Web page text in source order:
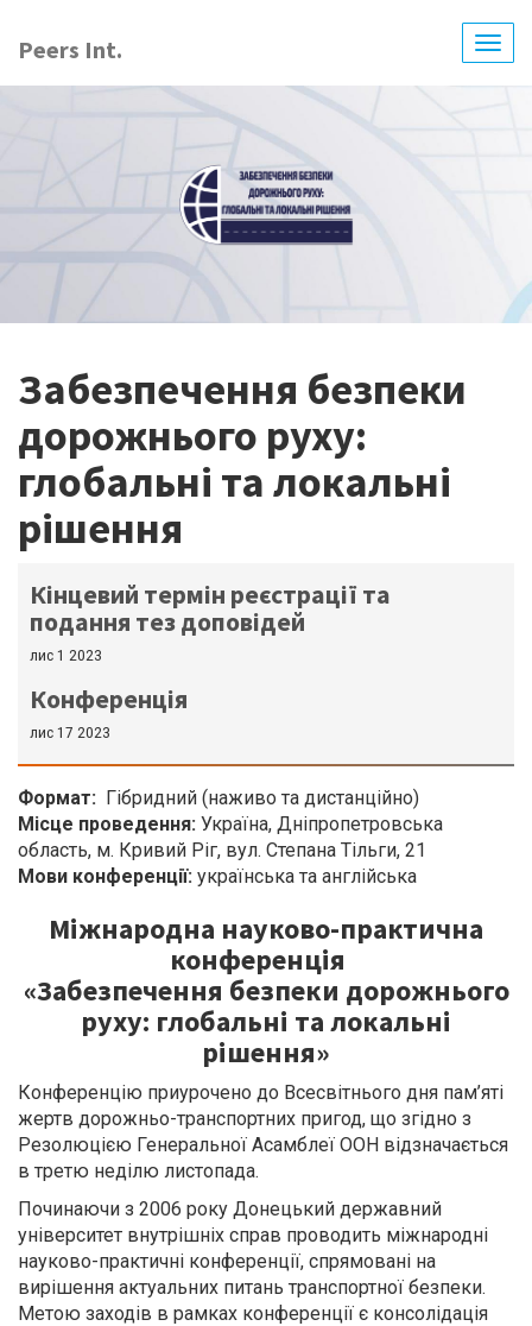
до
основного
вмісту
Peers Int.
Забезпечення безпеки
дорожнього руху:
глобальні та локальні
рішення
Кінцевий термін реєстрації та
подання тез доповідей
лис 1 2023
Конференція
лис 17 2023
Формат
Гібридний (наживо та дистанційно)
Місце проведення: Україна, Дніпропетровська
область, м. Кривий Ріг, вул. Степана Тільги, 21
Мови конференції: українська та англійська
Міжнародна науково-практична
конференція
«Забезпечення безпеки дорожнього
руху: глобальні та локальні
рішення»
Конференцію приурочено до Всесвітнього дня пам’яті
жертв дорожньо-транспортних пригод, що згідно з
Резолюцією Генеральної Асамблеї ООН відзначається
в третю неділю листопада.
Починаючи з 2006 року Донецький державний
університет внутрішніх справ проводить міжнародні
науково-практичні конференції, спрямовані на
вирішення актуальних питань транспортної безпеки.
Метою заходів в рамках конференції є консолідація